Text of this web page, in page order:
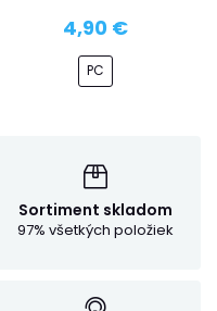
4,90 €
PC
Sortiment skladom
97% všetkých položiek